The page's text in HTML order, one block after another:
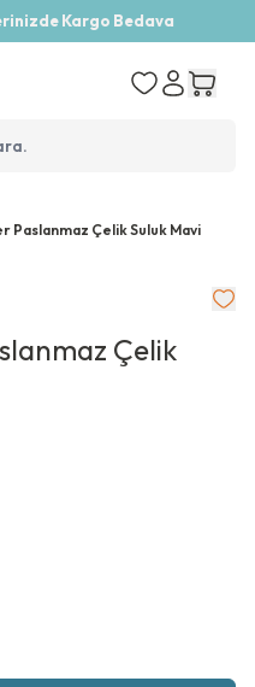
Kargo Bedava
Paslanmaz Çelik Suluk Mavi
Çelik